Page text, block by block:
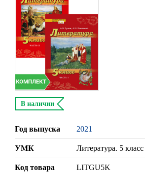
В наличии
Год выпуска 2021
УМК Литература. 5 класс
Код товара LITGU5K